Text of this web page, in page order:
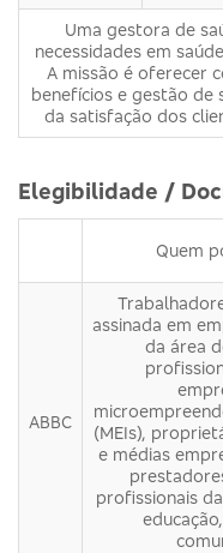
Uma gestora de
necessidades em
A missão é oferecer
benefícios e gestão de
da satisfação dos
Elegibilidade /
Quem
ABBC
assinada em
da área
(MEIs),
e médias
profissionais